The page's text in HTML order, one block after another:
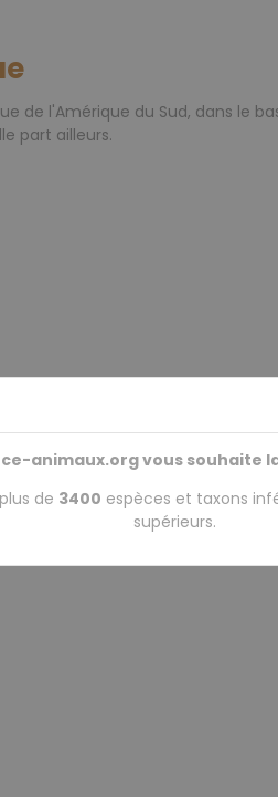
de l'Amérique du Sud, dans le
part ailleurs.
animaux.org vous souhaite
de 3400 espèces et taxons
supérieurs.